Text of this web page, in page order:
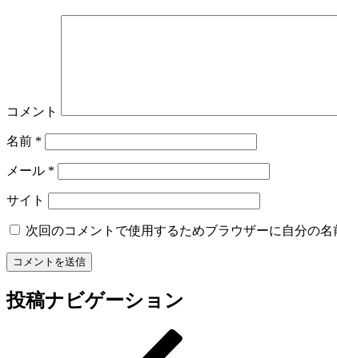
コメント
名前 *
メール *
サイト
次回のコメントで使用するためブラウザーに自分の
投稿ナビゲーション